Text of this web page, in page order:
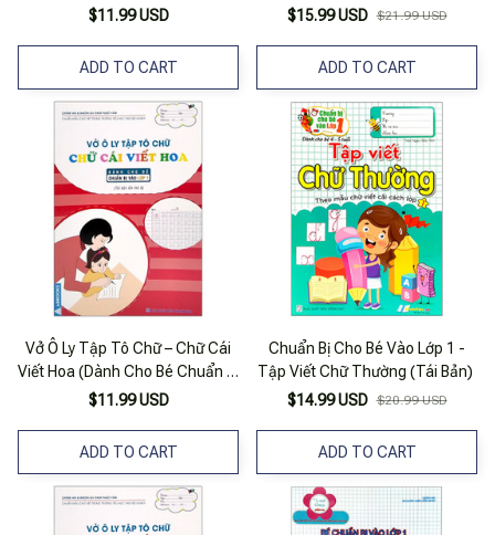
Chuẩn Bị Vào Lớp 1)
$11.99 USD
ADD TO CART
$15.99 USD $21.99 USD
ADD TO CART
Vở Ô Ly Tập Tô Chữ – Chữ Cái
Viết Hoa (Dành Cho Bé Chuẩn Bị
Vào Lớp 1)
$11.99 USD
ADD TO CART
Chuẩn Bị Cho Bé Vào Lớp 1 -
Tập Viết Chữ Thường (Tái Bản)
$14.99 USD $20.99 USD
ADD TO CART